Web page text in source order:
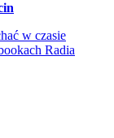
w czasie
Radia